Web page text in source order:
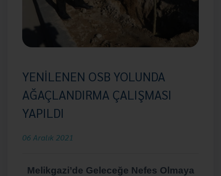
YENİLENEN OSB YOLUNDA
AĞAÇLANDIRMA ÇALIŞMASI
YAPILDI
06 Aralık 2021
Melikgazi’de Geleceğe Nefes Olmaya